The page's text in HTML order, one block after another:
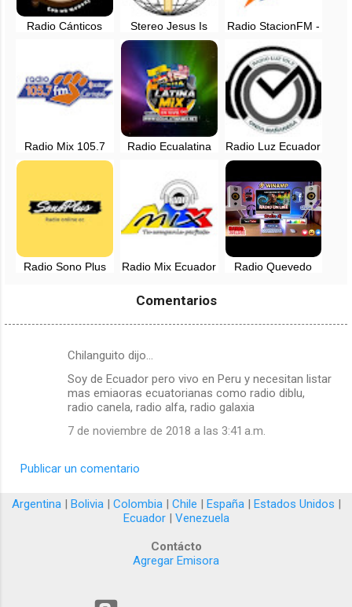
Radio Cánticos
Stereo Jesus Is
Life - Quito,
Ecuador
Radio StacionFM -
Radio Mix 105.7
FM - EN VIVO -
Radio Ecualatina
Radio Luz Ecuador
101.2 FM - EN
Radio Sono Plus
Radio Mix Ecuador
Radio Quevedo
Comentarios
t
r
Chilanguito dijo…
Soy de Ecuador pero vivo en Peru y necesitan listar
mas emiaoras ecuatorianas como radio diblu,
radio canela, radio alfa, radio galaxia
7 de noviembre de 2018 a las 3:41 a.m.
Publicar un comentario
Argentina| Bolivia| Colombia| Chile | España| Estados Unidos |
Ecuador| Venezuela
Contácto
Agregar Emisora